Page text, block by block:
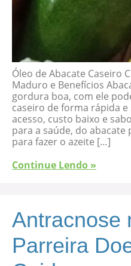
Óleo de Abacate Caseiro
Maduro e Benefícios
gordura boa, com ele
caseiro de forma rápida
acesso, custo baixo e
para a saúde, do
para fazer o azeite […]
Continue Lendo »
Antracnose
Parreira